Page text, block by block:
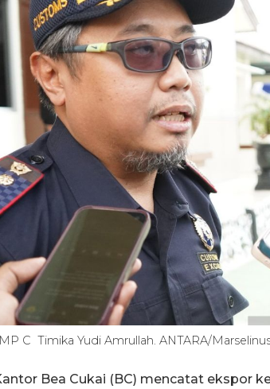
C Timika Yudi Amrullah. ANTARA/
Bea Cukai (BC) mencatat ekspor